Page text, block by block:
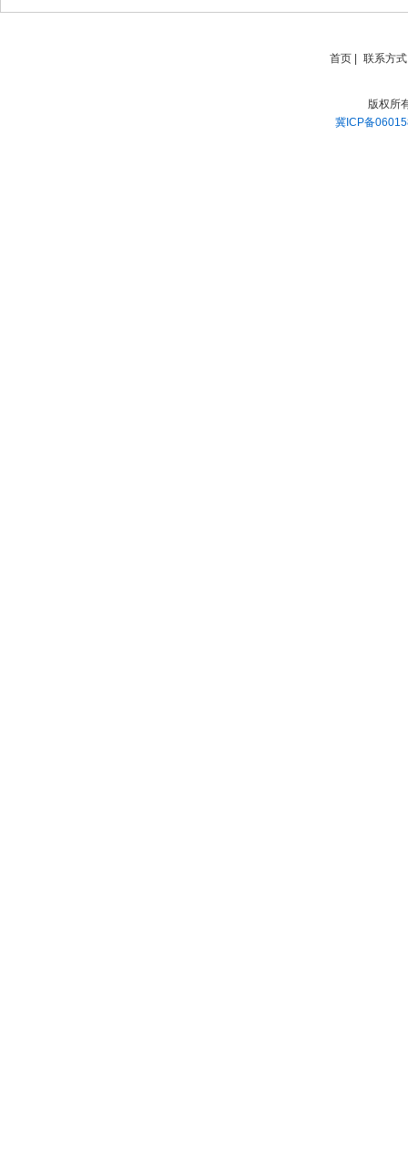
首页 联系方式
版权所
冀ICP备